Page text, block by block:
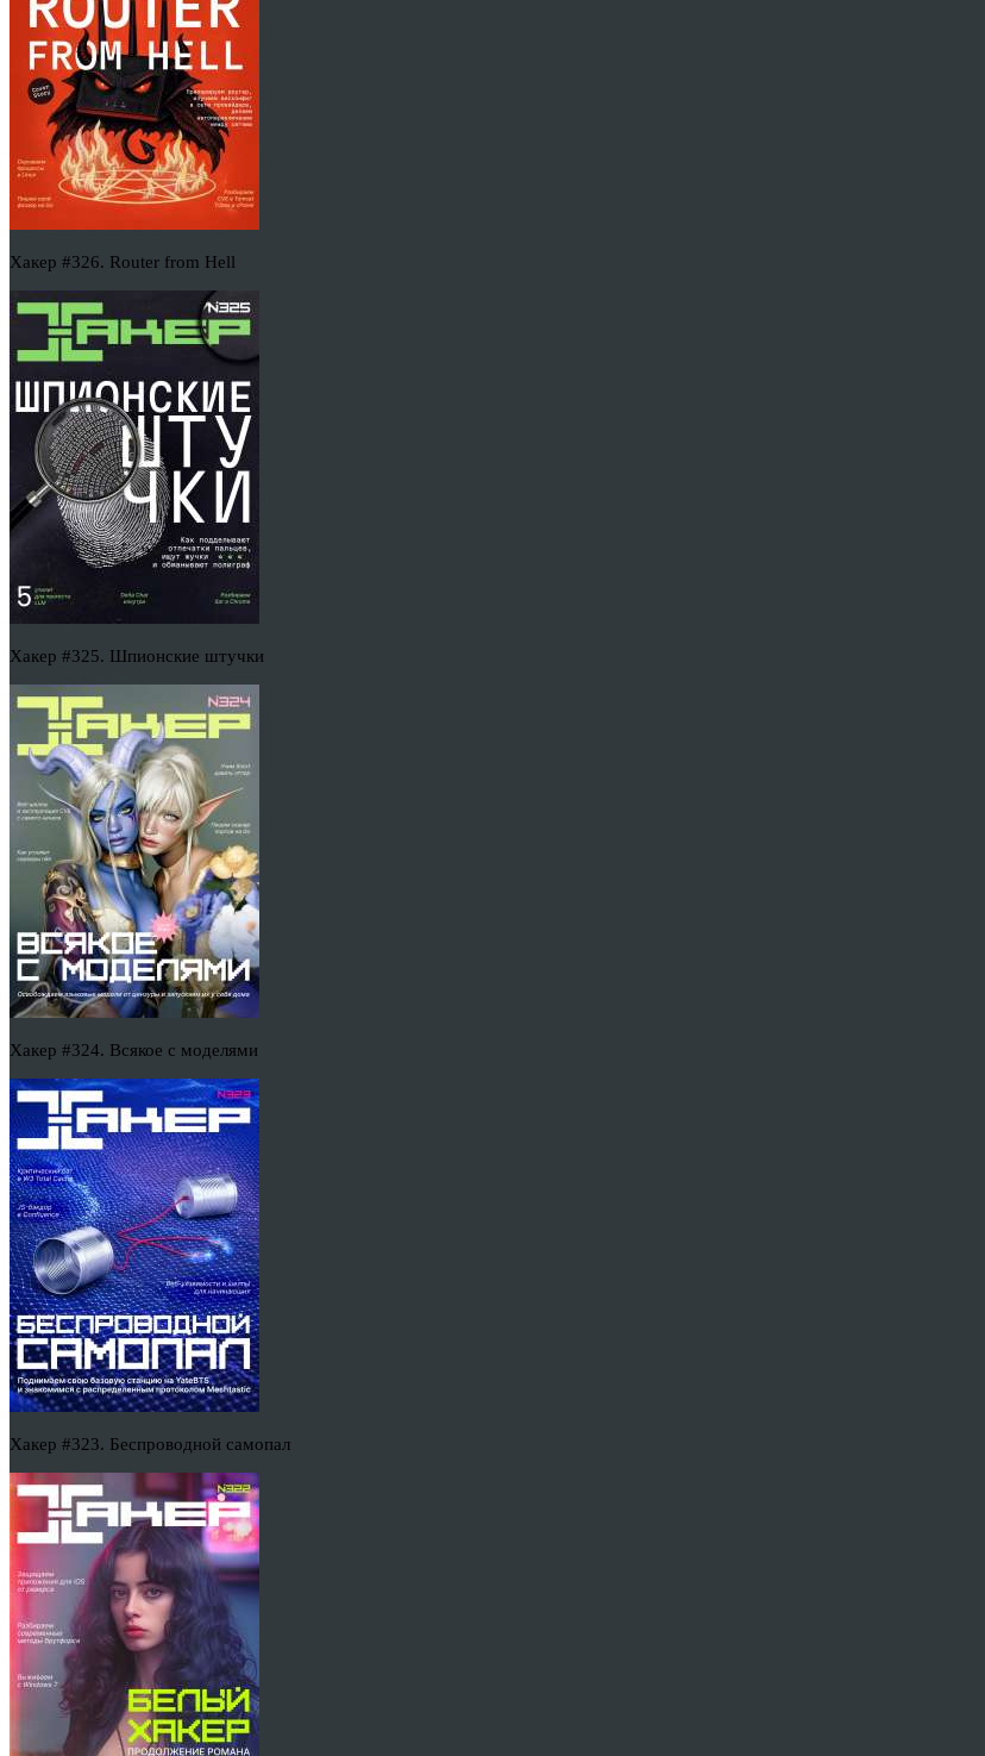
Хакер #326. Router from Hell
Хакер #325. Шпионские штучки
Хакер #324. Всякое с моделями
Хакер #323. Беспроводной самопал